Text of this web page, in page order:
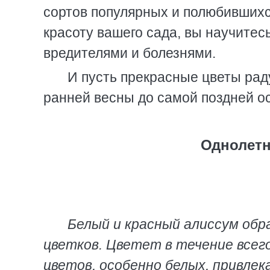
сортов популярных и
красоту вашего сада, вы
вредителями и болезнями.
И пусть прекрасные цветы
ранней весны до самой поздней
Белый и красный алиссум
цветков. Цветет в течение
цветов, особенно белых,